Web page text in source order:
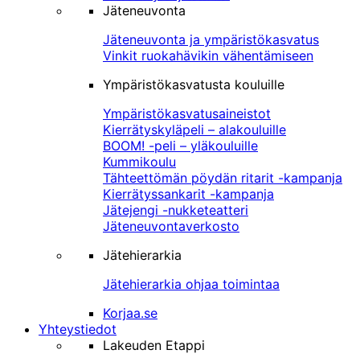
Jäteneuvonta
Jäteneuvonta ja ympäristökasvatus
Vinkit ruokahävikin vähentämiseen
Ympäristökasvatusta kouluille
Ympäristökasvatusaineistot
Kierrätyskyläpeli – alakouluille
BOOM! -peli – yläkouluille
Kummikoulu
Tähteettömän pöydän ritarit -kampanja
Kierrätyssankarit -kampanja
Jätejengi -nukketeatteri
Jäteneuvontaverkosto
Jätehierarkia
Jätehierarkia ohjaa toimintaa
Korjaa.se
Yhteystiedot
Lakeuden Etappi